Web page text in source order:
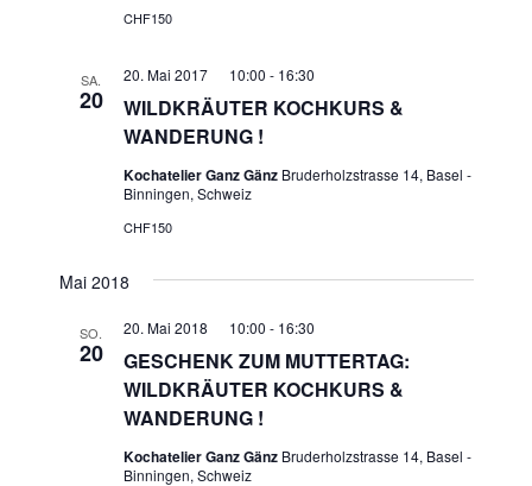
CHF150
SA.
20
WILDKRÄUTER KOCHKURS &
WANDERUNG !
20. Mai 2017 10:00 - 16:30
Kochatelier Ganz Gänz Bruderholzstrasse 14, Basel -
Binningen, Schweiz
CHF150
Mai 2018
SO.
20
GESCHENK ZUM MUTTERTAG:
WILDKRÄUTER KOCHKURS &
WANDERUNG !
20. Mai 2018 10:00 - 16:30
Kochatelier Ganz Gänz Bruderholzstrasse 14, Basel -
Binningen, Schweiz